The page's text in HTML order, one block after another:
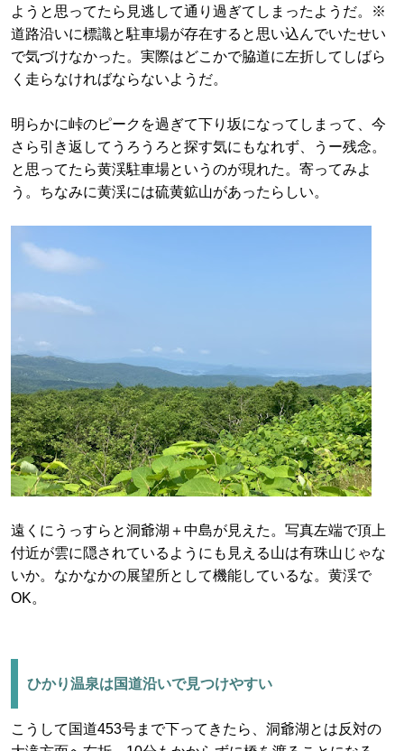
ようと思ってたら見逃して通り過ぎてしまったようだ。※
道路沿いに標識と駐車場が存在すると思い込んでいたせい
で気づけなかった。実際はどこかで脇道に左折してしばら
く走らなければならないようだ。
明らかに峠のピークを過ぎて下り坂になってしまって、今
さら引き返してうろうろと探す気にもなれず、うー残念。
と思ってたら黄渓駐車場というのが現れた。寄ってみよ
う。ちなみに黄渓には硫黄鉱山があったらしい。
遠くにうっすらと洞爺湖＋中島が見えた。写真左端で頂上
付近が雲に隠されているようにも見える山は有珠山じゃな
いか。なかなかの展望所として機能しているな。黄渓で
OK。
ひかり温泉は国道沿いで見つけやすい
こうして国道453号まで下ってきたら、洞爺湖とは反対の